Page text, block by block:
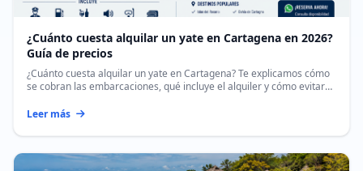
¿Cuánto cuesta alquilar un yate en Cartagena en 2026?
Guía de precios
¿Cuánto cuesta alquilar un yate en Cartagena? Te explicamos cómo
se cobran las embarcaciones, qué incluye el alquiler y cómo evitar
Leer más